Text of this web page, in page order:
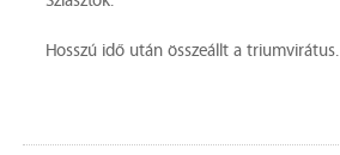
Hosszú idő után összeállt a triumvirátus.